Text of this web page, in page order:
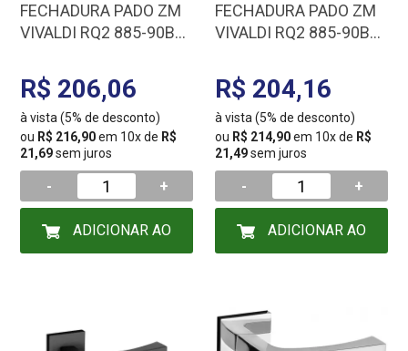
FECHADURA PADO ZM
VIVALDI RQ2 885-90B
R$ 206,06
à vista (5% de desconto)
ou R$ 216,90em 10x de R$
21,69sem juros
- +
FECHADURA PADO ZM
VIVALDI RQ2 885-90B
R$ 204,16
à vista (5% de desconto)
ou R$ 214,90em 10x de R$
21,49sem juros
- +